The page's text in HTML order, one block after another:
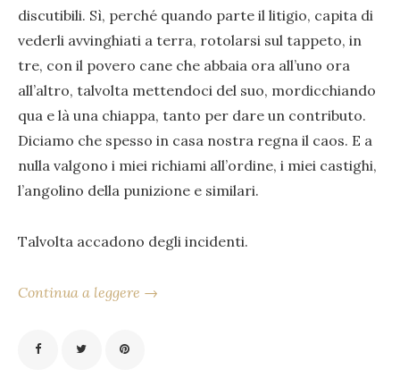
discutibili. Sì, perché quando parte il litigio, capita di
vederli avvinghiati a terra, rotolarsi sul tappeto, in
tre, con il povero cane che abbaia ora all’uno ora
all’altro, talvolta mettendoci del suo, mordicchiando
qua e là una chiappa, tanto per dare un contributo.
Diciamo che spesso in casa nostra regna il caos. E a
nulla valgono i miei richiami all’ordine, i miei castighi,
l’angolino della punizione e similari.
Talvolta accadono degli incidenti.
Continua a leggere →